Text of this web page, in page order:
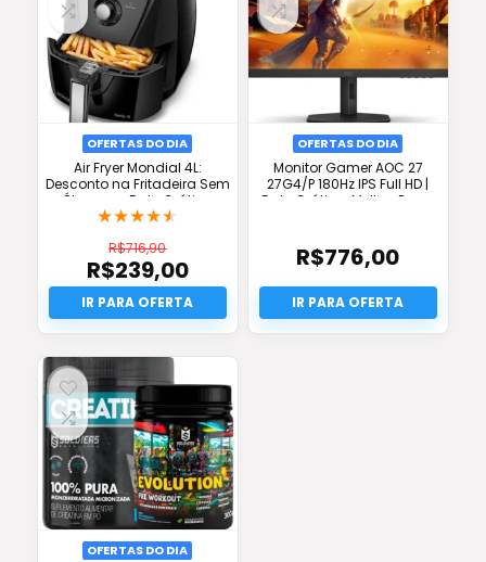
OFERTAS DO DIA
Air Fryer Mondial 4L:
Desconto na Fritadeira Sem
Óleo com Frete Grátis e
Oferta Full
★★★★★
R$716,90
O
preço
original
era:
R$716,90.
R$239,00
O
preço
atual
é:
R$239,00.
OFERTAS DO DIA
Monitor Gamer AOC 27
27G4/P 180Hz IPS Full HD |
Frete Grátis + Melhor Preço
R$776,00
OFERTAS DO DIA